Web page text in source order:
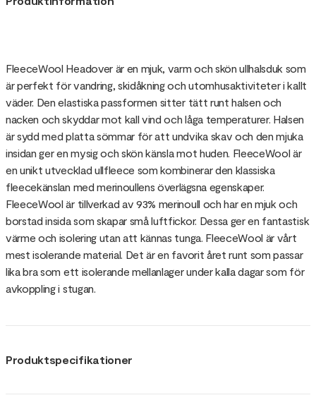
FleeceWool Headover är en mjuk, varm och skön ullhalsduk som
är perfekt för vandring, skidåkning och utomhusaktiviteter i kallt
väder. Den elastiska passformen sitter tätt runt halsen och
nacken och skyddar mot kall vind och låga temperaturer. Halsen
är sydd med platta sömmar för att undvika skav och den mjuka
insidan ger en mysig och skön känsla mot huden. FleeceWool är
en unikt utvecklad ullfleece som kombinerar den klassiska
fleecekänslan med merinoullens överlägsna egenskaper.
FleeceWool är tillverkad av 93% merinoull och har en mjuk och
borstad insida som skapar små luftfickor. Dessa ger en fantastisk
värme och isolering utan att kännas tunga. FleeceWool är vårt
mest isolerande material. Det är en favorit året runt som passar
lika bra som ett isolerande mellanlager under kalla dagar som för
avkoppling i stugan.
Produktspecifikationer